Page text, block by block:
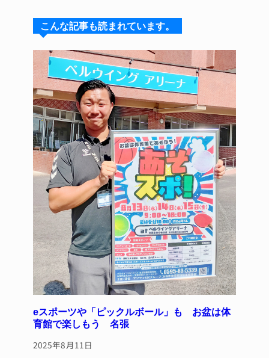
s
k
y
a
d
s
e
b
o
o
k
re
st
こんな記事も読まれています。
eスポーツや「ピックルボール」も お盆は体
育館で楽しもう 名張
2025年8月11日